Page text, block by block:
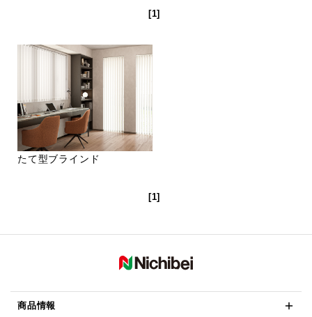
[1]
たて型ブラインド
[1]
商品情報